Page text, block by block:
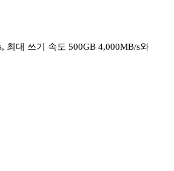
최대 쓰기 속도 500GB 4,000MB/s와